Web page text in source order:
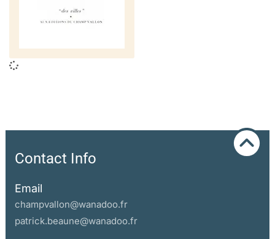
Contact Info
Email
champvallon@wanadoo.fr
patrick.beaune@wanadoo.fr